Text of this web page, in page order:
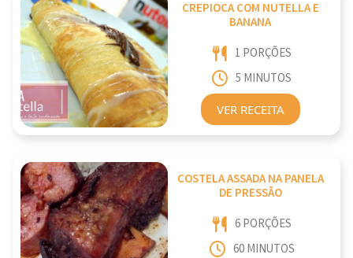
CREPIOCA COM NUTELLA E
BANANA
1 PORÇÕES
5 MINUTOS
VER RECEITA
COSTELA ASSADA NA PANELA
DE PRESSÃO
6 PORÇÕES
60 MINUTOS